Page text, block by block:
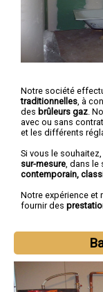
Notre société
traditionnelles , à
des brûleurs gaz .
avec ou sans
et les différents
Si vous le
sur-mesure , dans
contemporain,
Notre expérience et
fournir des